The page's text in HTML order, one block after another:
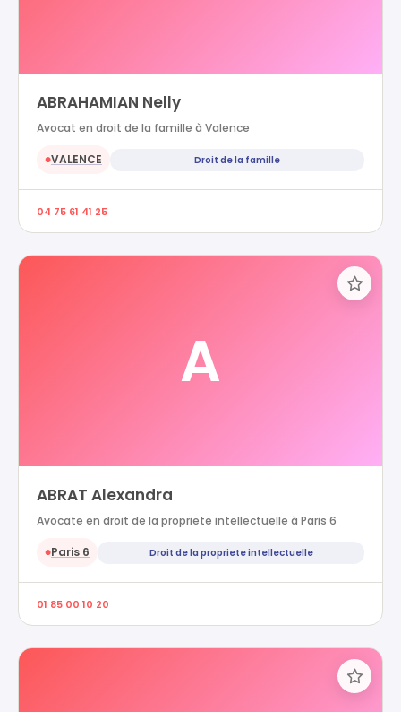
ABRAHAMIAN Nelly
Avocat en droit de la famille à Valence
●VALENCE Droit de la famille
04 75 61 41 25
A
ABRAT Alexandra
Avocate en droit de la propriete intellectuelle à Paris 6
●Paris 6 Droit de la propriete intellectuelle
01 85 00 10 20